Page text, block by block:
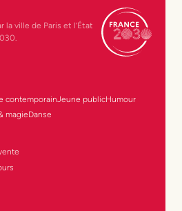
la ville de Paris et l’État
contemporainJeune publicHumour
magieDanse